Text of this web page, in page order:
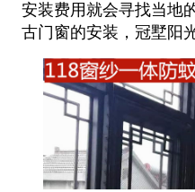
安装费用就会寻找当地
古门窗的安装，冠墅阳